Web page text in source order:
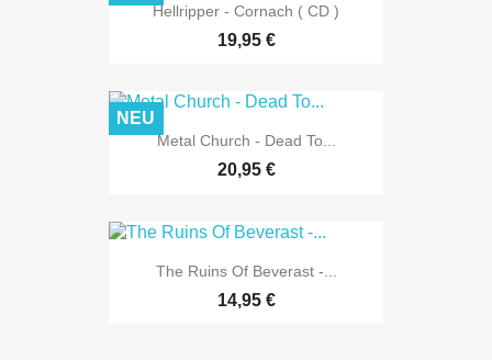
Hellripper - Cornach ( CD )
19,95 €
Metal Church - Dead To...
20,95 €
NEU
The Ruins Of Beverast -...
14,95 €